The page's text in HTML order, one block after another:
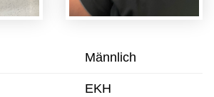
Männlich
EKH